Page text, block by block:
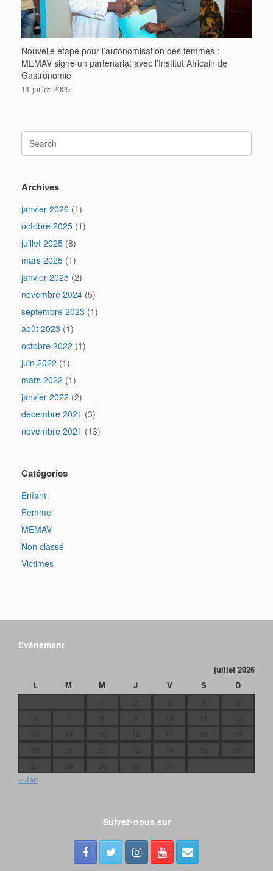
Nouvelle étape pour l’autonomisation des femmes :
MEMAV signe un partenariat avec l’Institut Africain de
Gastronomie
11 juillet 2025
Search
for:
Archives
janvier 2026 (1)
octobre 2025 (1)
juillet 2025 (8)
mars 2025 (1)
janvier 2025 (2)
novembre 2024 (5)
septembre 2023 (1)
août 2023 (1)
octobre 2022 (1)
juin 2022 (1)
mars 2022 (1)
janvier 2022 (2)
décembre 2021 (3)
novembre 2021 (13)
Catégories
Enfant
Femme
MEMAV
Non classé
Victimes
Evènement
juillet 2026
L
M M J V S
D
« Jan
Suivez-nous sur